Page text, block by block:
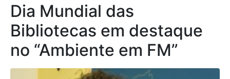
Dia Mundial das
Bibliotecas em destaque
no “Ambiente em FM”